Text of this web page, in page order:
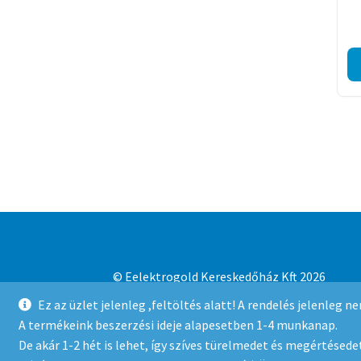
Ez az üzlet jelenleg ,feltöltés alatt! A rendelés jelenleg
A termékeink beszerzési ideje alapesetben 1-4 munkanap.
De akár 1-2 hét is lehet, így szíves türelmedet és
© Eelektrogold Kereskedőház Kft 2026
Adatvédelmi irányelvek
Built with